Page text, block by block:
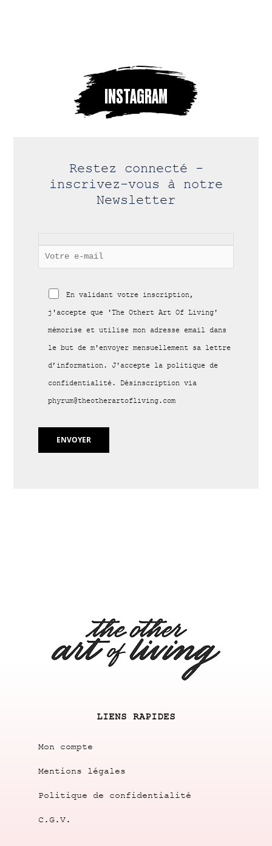
INSTAGRAM
Restez connecté -
inscrivez-vous à notre
Newsletter
En validant votre inscription,
j'accepte que 'The Othert Art Of Living'
mémorise et utilise mon adresse email dans
le but de m'envoyer mensuellement sa lettre
d’information. J'accepte la politique de
confidentialité. Désinscription via
phyrum@theotherartofliving.com
LIENS RAPIDES
Mon compte
Mentions légales
Politique de confidentialité
C.G.V.